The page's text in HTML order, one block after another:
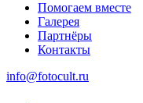
Помогаем вместе
Галерея
Партнёры
Контакты
info@fotocult.ru